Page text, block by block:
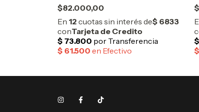
$82.000,00